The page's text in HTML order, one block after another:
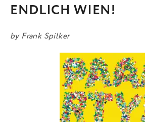
ENDLICH WIEN!
by Frank Spilker